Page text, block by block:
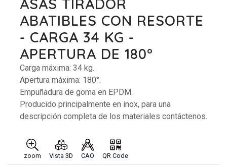
ASAS TIRADOR
ABATIBLES CON RESORTE
- CARGA 34 KG -
APERTURA DE 180°
Carga máxima: 34 kg.
Apertura máxima: 180°.
Empuñadura de goma en EPDM.
Producido principalmente en inox, para una
descripción completa de los materiales contáctenos.
zoom Vista 3D CAO QR Code